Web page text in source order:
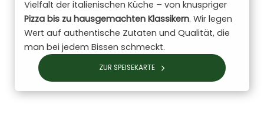
Vielfalt der italienischen Küche – von knuspriger
Pizza bis zu hausgemachten Klassikern. Wir legen
Wert auf authentische Zutaten und Qualität, die
man bei jedem Bissen schmeckt.
ZUR SPEISEKARTE